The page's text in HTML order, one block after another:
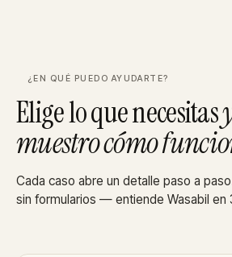
¿EN QUÉ PUEDO AYUDARTE?
Elige lo que necesitas
muestro cómo
Cada caso abre un detalle paso a
sin formularios — entiende Wasabil en